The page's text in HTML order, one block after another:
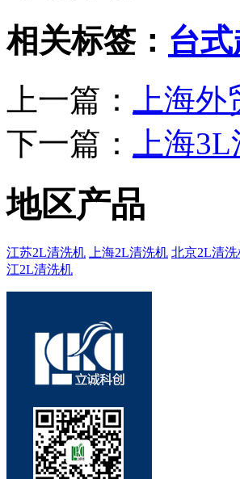
相关标签： 台
上一篇：
上海
下一篇：
上海
地区产品
江苏2L清洗机 上海2L清洗机 北京2L清洗
江2L清洗机